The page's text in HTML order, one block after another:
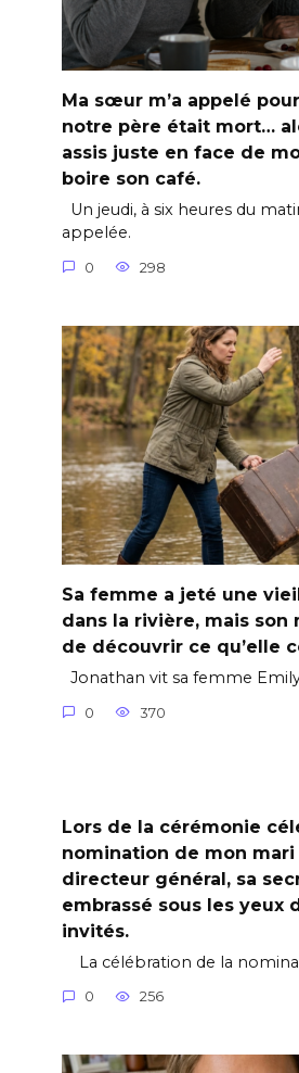
Ma sœur m’a appelé
notre père était mort…
assis juste en face de
boire son café.
Un jeudi, à six heures du
appelée.
0 298
Sa femme a jeté une
dans la rivière, mais son
de découvrir ce qu’elle
Jonathan vit sa femme
0 370
Lors de la cérémonie
nomination de mon mari
directeur général, sa
embrassé sous les yeux
invités.
La célébration de la
0 256